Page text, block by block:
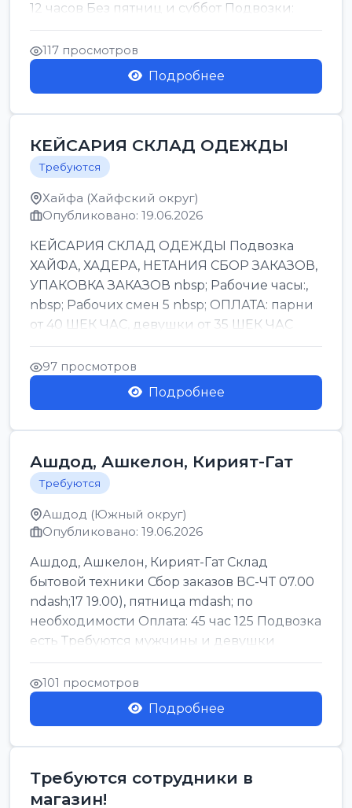
12 часов Без пятниц и суббот Подвозки:
Офаким, Нети...
117 просмотров
Подробнее
КЕЙСАРИЯ СКЛАД ОДЕЖДЫ
Требуются
Хайфа (Хайфский округ)
Опубликовано: 19.06.2026
КЕЙСАРИЯ СКЛАД ОДЕЖДЫ Подвозка
ХАЙФА, ХАДЕРА, НЕТАНИЯ СБОР ЗАКАЗОВ,
УПАКОВКА ЗАКАЗОВ nbsp; Рабочие часы:,
nbsp; Рабочих смен 5 nbsp; ОПЛАТА: парни
от 40 ШЕК ЧАС, девушки от 35 ШЕК ЧАС
БОНУСЫ 1500 ШЕК ...
97 просмотров
Подробнее
Ашдод, Ашкелон, Кирият-Гат
Требуются
Ашдод (Южный округ)
Опубликовано: 19.06.2026
Ашдод, Ашкелон, Кирият-Гат Склад
бытовой техники Сбор заказов ВС-ЧТ 07.00
ndash;17 19.00), пятница mdash; по
необходимости Оплата: 45 час 125 Подвозка
есть Требуются мужчины и девушки
Только официальн...
101 просмотров
Подробнее
Требуются сотрудники в
магазин!